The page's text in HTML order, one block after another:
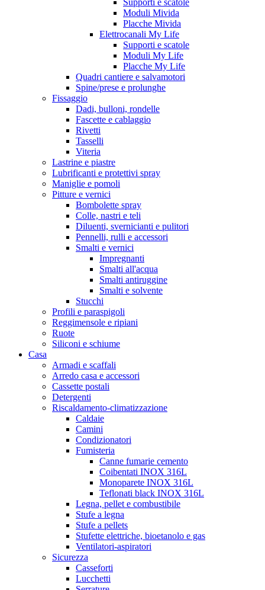
Supporti e scatole
Moduli Mivida
Placche Mivida
Elettrocanali My Life
Supporti e scatole
Moduli My Life
Placche My Life
Quadri cantiere e salvamotori
Spine/prese e prolunghe
Fissaggio
Dadi, bulloni, rondelle
Fascette e cablaggio
Rivetti
Tasselli
Viteria
Lastrine e piastre
Lubrificanti e protettivi spray
Maniglie e pomoli
Pitture e vernici
Bombolette spray
Colle, nastri e teli
Diluenti, svernicianti e pulitori
Pennelli, rulli e accessori
Smalti e vernici
Impregnanti
Smalti all'acqua
Smalti antiruggine
Smalti e solvente
Stucchi
Profili e paraspigoli
Reggimensole e ripiani
Ruote
Siliconi e schiume
Casa
Armadi e scaffali
Arredo casa e accessori
Cassette postali
Detergenti
Riscaldamento-climatizzazione
Caldaie
Camini
Condizionatori
Fumisteria
Canne fumarie cemento
Coibentati INOX 316L
Monoparete INOX 316L
Teflonati black INOX 316L
Legna, pellet e combustibile
Stufe a legna
Stufe a pellets
Stufette elettriche, bioetanolo e gas
Ventilatori-aspiratori
Sicurezza
Casseforti
Lucchetti